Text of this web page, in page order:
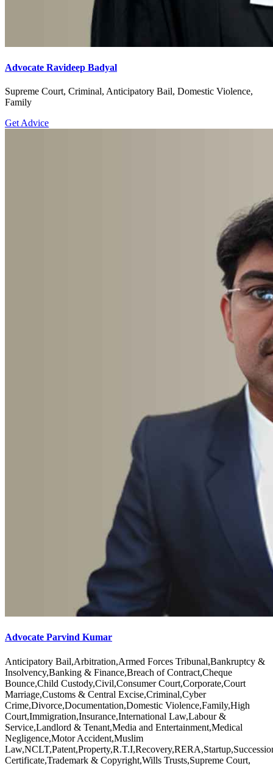
Advocate Ravideep Badyal
Supreme Court, Criminal, Anticipatory Bail, Domestic Violence,
Family
Get Advice
Advocate Parvind Kumar
Anticipatory Bail,Arbitration,Armed Forces Tribunal,Bankruptcy &
Insolvency,Banking & Finance,Breach of Contract,Cheque
Bounce,Child Custody,Civil,Consumer Court,Corporate,Court
Marriage,Customs & Central Excise,Criminal,Cyber
Crime,Divorce,Documentation,Domestic Violence,Family,High
Court,Immigration,Insurance,International Law,Labour &
Service,Landlord & Tenant,Media and Entertainment,Medical
Negligence,Motor Accident,Muslim
Certificate,Trademark & Copyright,Wills Trusts,Supreme Court,